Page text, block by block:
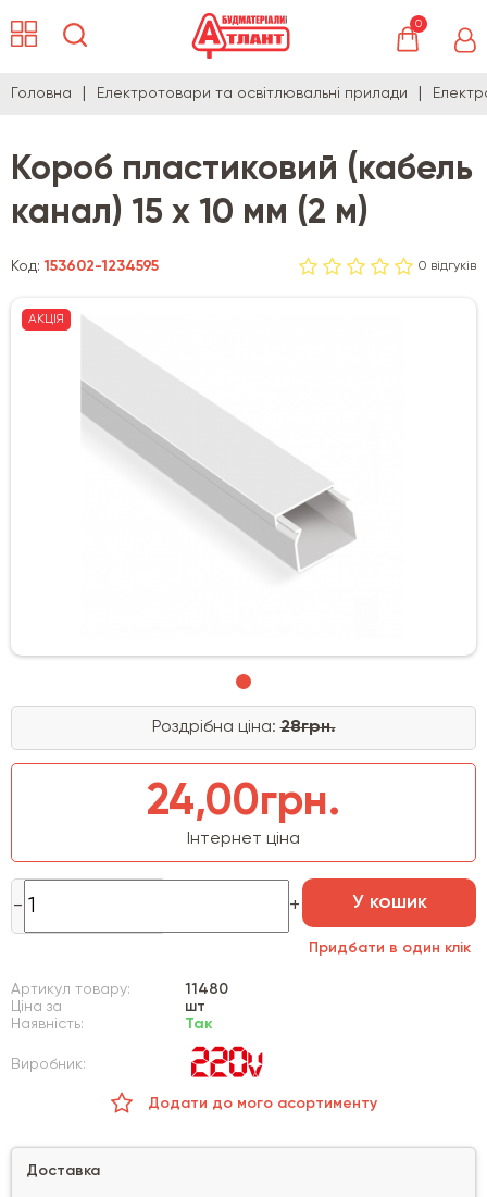
0
Головна Електротовари та освітлювальні прилади
Короб пластиковий (кабель
канал) 15 х 10 мм (2 м)
Код:153602-1234595 0 відгуків
АКЦІЯ
Роздрібна ціна:28грн.
24,00грн.
Інтернет ціна
У кошик
Придбати в один клік
Артикул товару:
11480
Ціна за
шт
Наявність:
Так
Виробник:
Додати до мого асортименту
Доставка